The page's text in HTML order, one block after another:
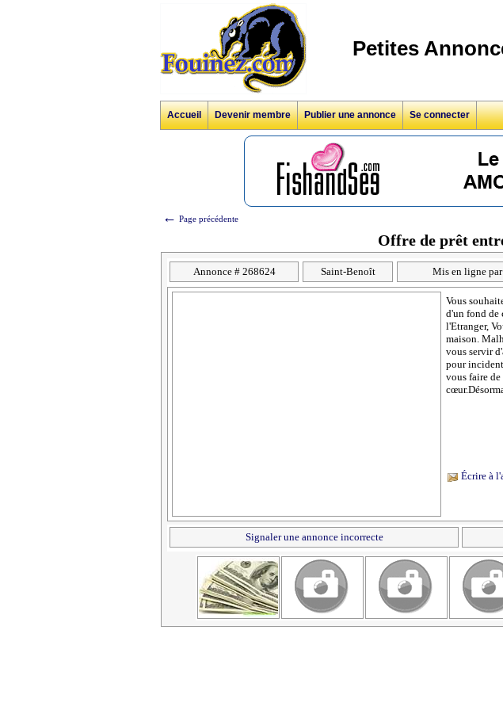
Petites
Accueil Devenir membre Publier une annonce Se connecter
← Page précédente
Offre de prêt
Annonce # 268624 Saint-Benoît Mis en ligne
Vous
d'un fond de
l'Etranger,
maison.
vous servir
pour
vous faire
Écrire à
Signaler une annonce incorrecte